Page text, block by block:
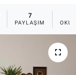
7
PAYLAŞIM